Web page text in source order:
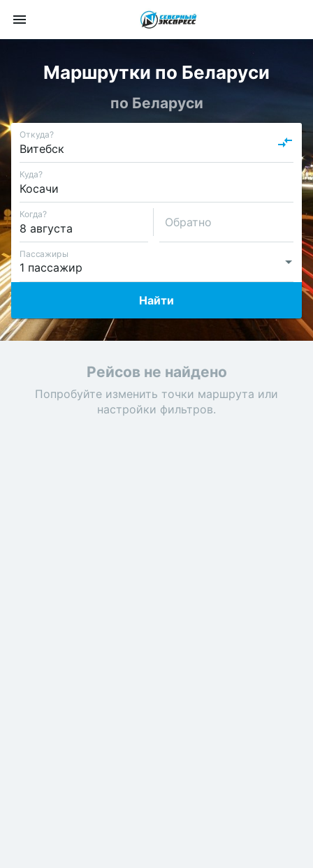
Маршрутки по Беларуси
по Беларуси
Откуда?
Куда?
Когда?
Обратно
Пассажиры
Найти
Рейсов не найдено
Попробуйте изменить точки маршрута или
настройки фильтров.